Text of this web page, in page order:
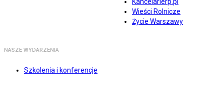
Wieści Rolnicze
Życie Warszawy
NASZE WYDARZENIA
Szkolenia i konferencje